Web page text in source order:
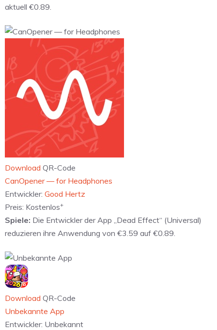
aktuell €0.89.
Download QR-Code
CanOpener — for Headphones
Entwickler: Good Hertz
Preis: Kostenlos+
Spiele: Die Entwickler der App „Dead Effect“ (Universal)
reduzieren ihre Anwendung von €3.59 auf €0.89.
Download QR-Code
Unbekannte App
Entwickler: Unbekannt